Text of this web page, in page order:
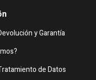
y Garantía
de Datos